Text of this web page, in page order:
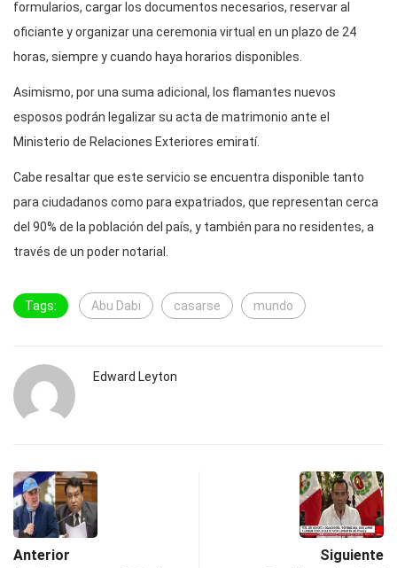
formularios, cargar los documentos necesarios, reservar al
oficiante y organizar una ceremonia virtual en un plazo de 24
horas, siempre y cuando haya horarios disponibles.
Asimismo, por una suma adicional, los flamantes nuevos
esposos podrán legalizar su acta de matrimonio ante el
Ministerio de Relaciones Exteriores emiratí.
Cabe resaltar que este servicio se encuentra disponible tanto
para ciudadanos como para expatriados, que representan cerca
del 90% de la población del país, y también para no residentes, a
través de un poder notarial.
Tags: Abu Dabi casarse mundo
Edward Leyton
Anterior Siguiente